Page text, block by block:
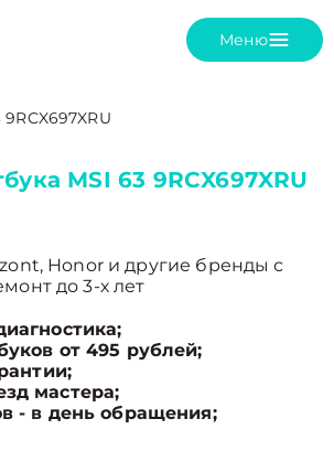
Меню
9RCX697XRU
MSI 63 9RCX697XRU
Honor и другие бренды с
до 3-х лет
от 495 рублей;
мастера;
- в день обращения;